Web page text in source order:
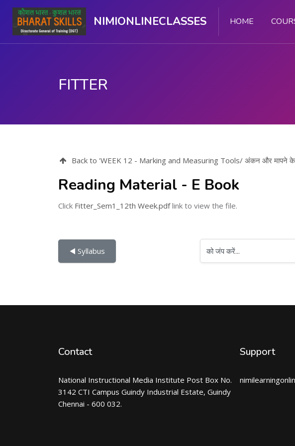
NIMIONLINECLASSES HOME
FITTER
Back to 'WEEK 12 - Marking and Measuring Tools/ अंकन और मापने
Reading Material - E Book
Click Fitter_Sem1_12th Week.pdflink to view the file.
◀︎ Syllabus को जंप करें...
Contact
National Instructional Media Institute Post Box No.
3142 CTI Campus Guindy Industrial Estate, Guindy
Chennai - 600 032.
Support